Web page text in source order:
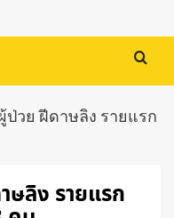
ป่วย ฝีดาษลิง รายแรก
ษลิง รายแรก